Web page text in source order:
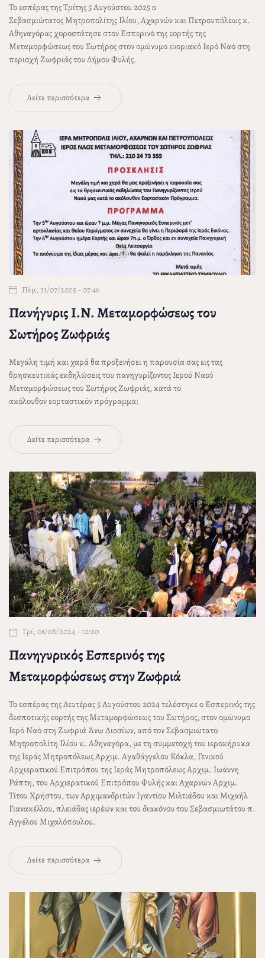
Το εσπέρας της Τρίτης 5 Αυγούστου 2025 ο
Σεβασμιώτατος Μητροπολίτης Ιλίου, Αχαρνών και Πετρουπόλεωςκ.
Αθηναγόραςχοροστάτησε στον Εσπερινό της εορτής της
Μεταμορφώσεως του Σωτήρος στον ομώνυμο ενοριακό Ιερό Ναό στη
περιοχή Ζωφριάς του Δήμου Φυλής.
Δείτε περισσότερα
Πέμ, 31/07/2025 - 07:46
Πανήγυρις Ι.Ν. Μεταμορφώσεως του
Σωτήρος Ζωφριάς
Μεγάλη τιμή και χαρά θα προξενήσει η παρουσία σας εις τας
θρησκευτικάς εκδηλώσεις του πανηγυρίζοντος Ιερού Ναού
Μεταμορφώσεως του Σωτήρος Ζωφριάς, κατά το
ακόλουθον εορταστικόν πρόγραμμα:
Δείτε περισσότερα
Τρί, 06/08/2024 - 12:20
Πανηγυρικός Εσπερινός της
Μεταμορφώσεως στην Ζωφριά
Το εσπέρας τηςΔευτέρας 5 Αυγούστου 2024τελέστηκε ο Εσπερινός της
δεσποτικής εορτής της Μεταμορφώσεως του Σωτήρος, στον ομώνυμο
Ιερό Ναό στη Ζωφριά Άνω Λιοσίων, από τον Σεβασμιώτατο
Μητροπολίτη Ιλίου κ. Αθηναγόρα, με τη συμμετοχή του ιεροκήρυκα
της Ιεράς ΜητροπόλεωςΑρχιμ. Αγαθάγγελου Κόκλα, Γενικού
Αρχιερατικού Επιτρόπου της Ιεράς ΜητροπόλεωςΑρχιμ. Ιωάννη
Ράπτη, του Αρχιερατικού Επιτρόπου Φυλής και ΑχαρνώνΑρχιμ.
Τίτου Χρήστου, τωνΑρχιμανδριτών Ιγαντίου Μιλτιάδου και Μιχαήλ
Γιανακέλλου, πλειάδας ιερέων και του διακόνου του Σεβασμιωτάτου π.
Αγγέλου Μιχαλόπουλου.
Δείτε περισσότερα